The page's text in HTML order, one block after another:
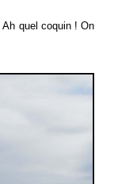
quel coquin ! On